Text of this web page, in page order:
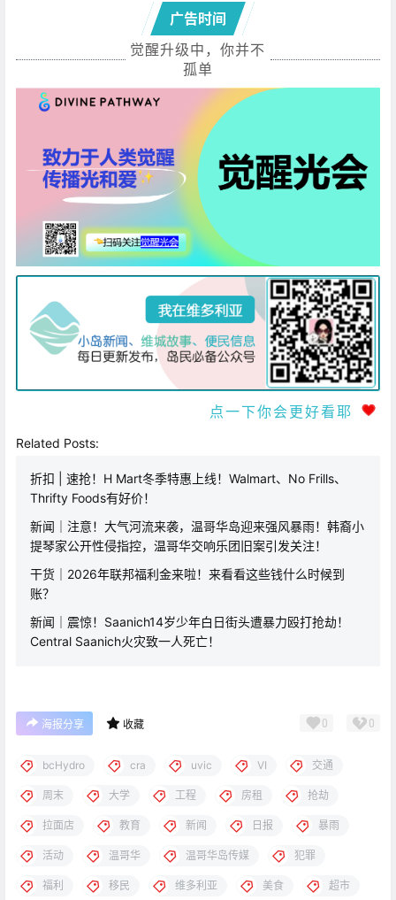
广告时间
觉醒升级中，你并不
孤单
点一下你会更好看耶
Related Posts:
折扣 | 速抢！H Mart冬季特惠上线！Walmart、No Frills、
Thrifty Foods有好价！
新闻｜注意！大气河流来袭，温哥华岛迎来强风暴雨！韩裔小
提琴家公开性侵指控，温哥华交响乐团旧案引发关注！
干货｜2026年联邦福利金来啦！来看看这些钱什么时候到
账？
新闻｜震惊！Saanich14岁少年白日街头遭暴力殴打抢劫！
Central Saanich火灾致一人死亡！
海报分享 收藏 0 0
bcHydro cra uvic VI 交通
周末 大学 工程 房租 抢劫
拉面店 教育 新闻 日报 暴雨
活动 温哥华 温哥华岛传媒 犯罪
福利 移民 维多利亚 美食 超市